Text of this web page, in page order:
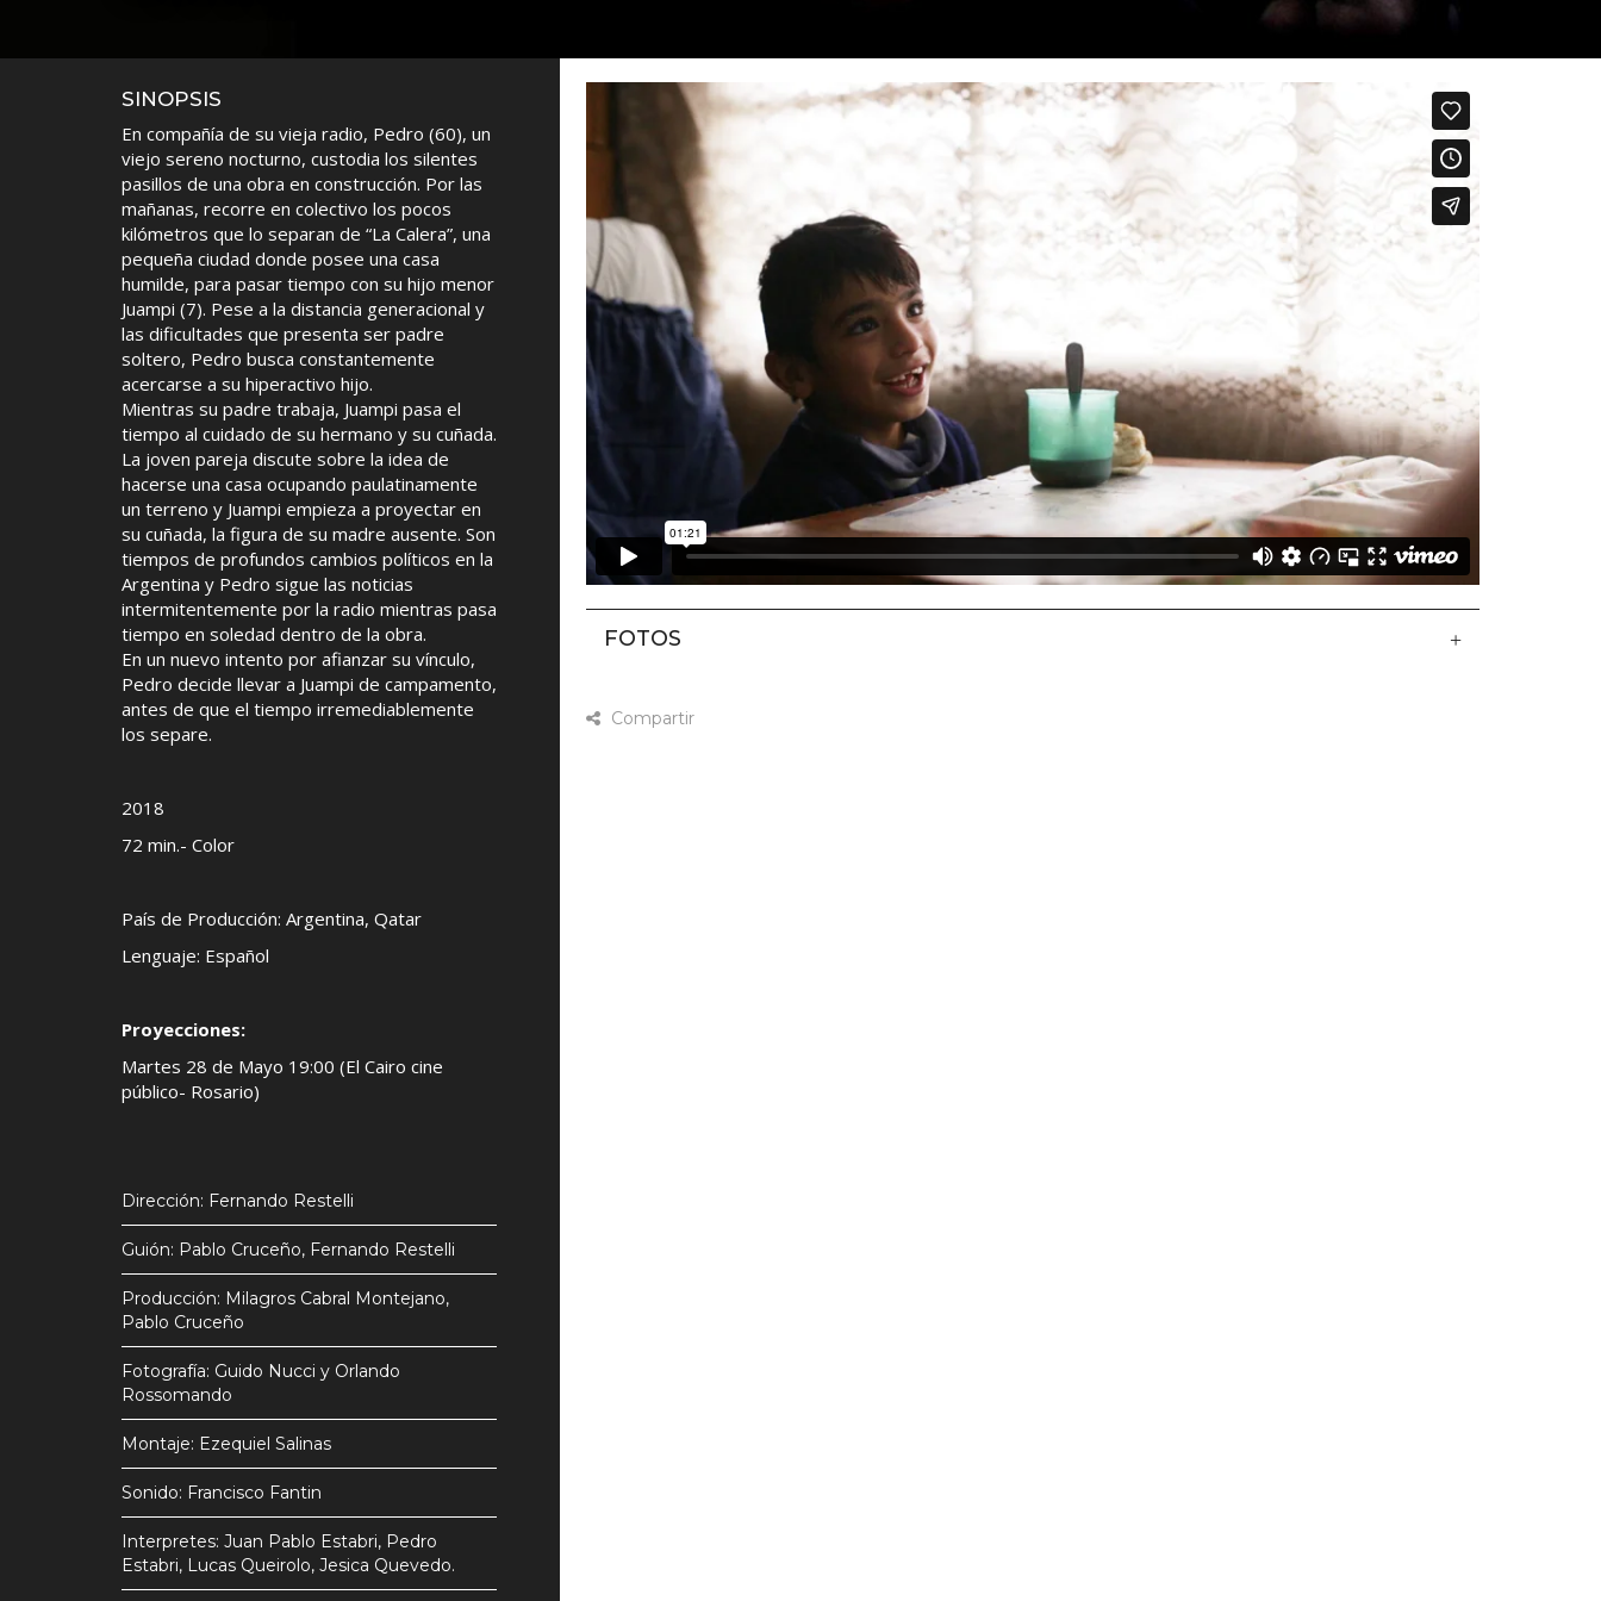
SINOPSIS
En compañía de su vieja radio, Pedro (60), un
viejo sereno nocturno, custodia los silentes
pasillos de una obra en construcción. Por las
mañanas, recorre en colectivo los pocos
kilómetros que lo separan de “La Calera”, una
pequeña ciudad donde posee una casa
humilde, para pasar tiempo con su hijo menor
Juampi (7). Pese a la distancia generacional y
las dificultades que presenta ser padre
soltero, Pedro busca constantemente
acercarse a su hiperactivo hijo.
Mientras su padre trabaja, Juampi pasa el
tiempo al cuidado de su hermano y su cuñada.
La joven pareja discute sobre la idea de
hacerse una casa ocupando paulatinamente
un terreno y Juampi empieza a proyectar en
su cuñada, la figura de su madre ausente. Son
tiempos de profundos cambios políticos en la
Argentina y Pedro sigue las noticias
intermitentemente por la radio mientras pasa
tiempo en soledad dentro de la obra.
En un nuevo intento por afianzar su vínculo,
Pedro decide llevar a Juampi de campamento,
antes de que el tiempo irremediablemente
los separe.
2018
72 min.- Color
País de Producción: Argentina, Qatar
Lenguaje: Español
Proyecciones:
Martes 28 de Mayo 19:00 (El Cairo cine
público- Rosario)
Dirección: Fernando Restelli
Guión: Pablo Cruceño, Fernando Restelli
Producción: Milagros Cabral Montejano,
Pablo Cruceño
Fotografía: Guido Nucci y Orlando
Rossomando
Montaje: Ezequiel Salinas
Sonido: Francisco Fantin
Interpretes: Juan Pablo Estabri, Pedro
Estabri, Lucas Queirolo, Jesica Quevedo.
FOTOS
Compartir